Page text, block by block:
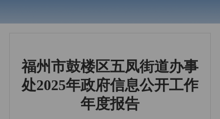
福州市鼓楼区五凤街道办事
处2025年政府信息公开工作
年度报告